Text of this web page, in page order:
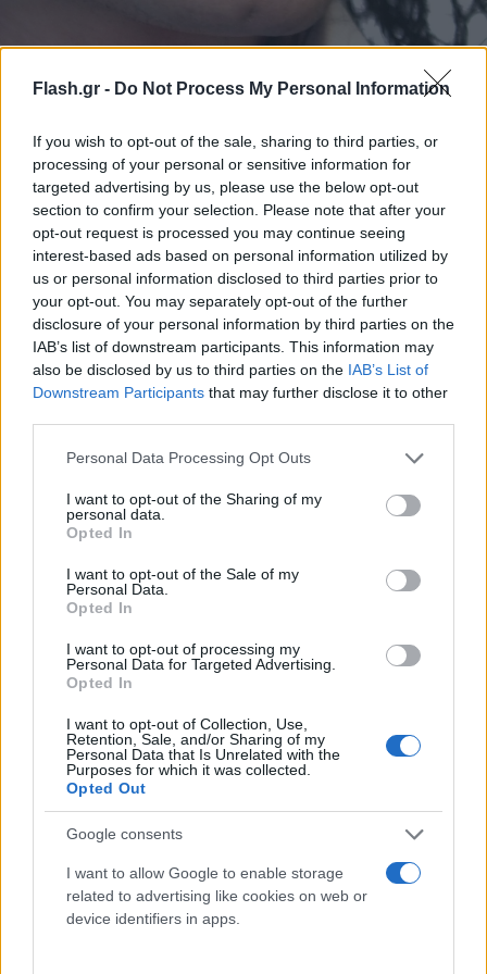
Flash.gr - Do Not Process My Personal Information
If you wish to opt-out of the sale, sharing to third parties, or
processing of your personal or sensitive information for
targeted advertising by us, please use the below opt-out
section to confirm your selection. Please note that after your
opt-out request is processed you may continue seeing
interest-based ads based on personal information utilized by
us or personal information disclosed to third parties prior to
your opt-out. You may separately opt-out of the further
disclosure of your personal information by third parties on the
IAB’s list of downstream participants. This information may
also be disclosed by us to third parties on the IAB’s List of
Downstream Participants that may further disclose it to other
Please note that this website/app uses one or more Google
not limited to your visit or usage behaviour. You may click to
grant or deny consent to Google and its third-party tags to
use your data for below specified purposes in below Google
consent section.
Personal Data Processing Opt Outs
I want to opt-out of the Sharing of my
personal data.
Opted In
I want to opt-out of the Sale of my
Personal Data.
Opted In
I want to opt-out of processing my
Personal Data for Targeted Advertising.
Opted In
I want to opt-out of Collection, Use,
Retention, Sale, and/or Sharing of my
Personal Data that Is Unrelated with the
Purposes for which it was collected.
Opted Out
Google consents
I want to allow Google to enable storage
related to advertising like cookies on web or
device identifiers in apps.
Φωτ. αρχείου ΑΠΕ ΕΡΑ
Σε αυτή την εκδοχή, οι υπερβολικές πλαστικές
επεμβάσεις του θεωρούνται «συκοφαντία». Στα
social media κυκλοφορούν συγκριτικές
φωτογραφίες με χρήστες να υποστηρίζουν ότι «τα
ζυγωματικά είναι ίδια» ή ότι «απλώς φορούσε άλλο
μακιγιάζ». Παράλληλα, η εξήγηση του Τζάκσον πως
το δέρμα του έγινε πιο ανοιχτό λόγω λεύκης
αποτελεί μια ακόμη πεδίο μάχης, με υποστηρικτές
να δημοσιεύουν φωτογραφίες για να αποδείξουν
ότι δεν χρησιμοποιούσε λευκαντικές ουσίες.
Ψηφιακή αναρχία και φυλετική αμηχανία
Στον gamified κόσμο των social media, όπου όλα
μετατραπεί σε προϊόν προς υπεράσπιση κι όλα
αυτά με τη βοήθεια AI. Οι ελαφρώς αλλοιωμένες
εικόνες και ήχοι που κυριαρχούν στα timelines
δημιουργούν μια πειστική εντύπωση, για κάποιον
που δεν ξέρει, πως πρόκειται για μια
προσωπικότητα πλασμένη από τα social media:
χαριτωμένη, καλή, βασανισμένη και απορριφθείσα
από έναν κόσμο που «δεν την άξιζε».
υπάρχει το μεγάλο, άβολο γεγονός: ότι ο Τζάκσον
ήταν ένας μαύρος άνδρας που μεταμόρφωσε την